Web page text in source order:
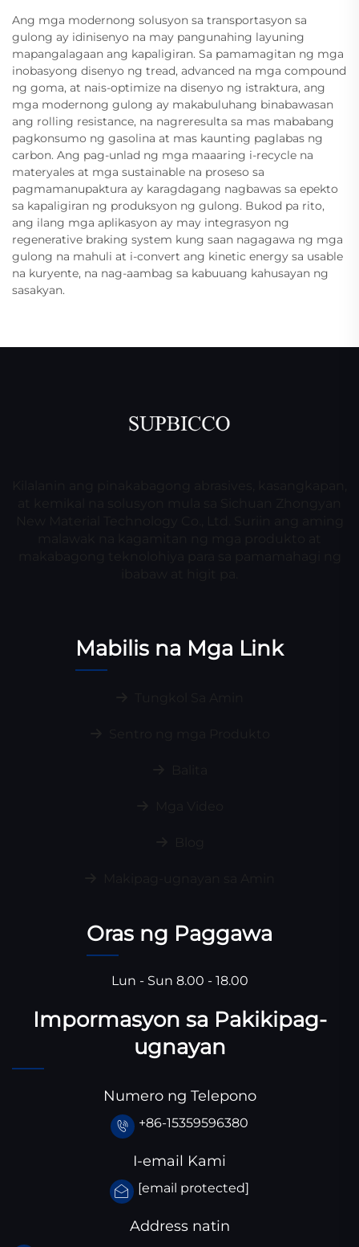
Ang mga modernong solusyon sa transportasyon sa
gulong ay idinisenyo na may pangunahing layuning
mapangalagaan ang kapaligiran. Sa pamamagitan ng mga
inobasyong disenyo ng tread, advanced na mga compound
ng goma, at nais-optimize na disenyo ng istraktura, ang
mga modernong gulong ay makabuluhang binabawasan
ang rolling resistance, na nagreresulta sa mas mababang
pagkonsumo ng gasolina at mas kaunting paglabas ng
carbon. Ang pag-unlad ng mga maaaring i-recycle na
materyales at mga sustainable na proseso sa
pagmamanupaktura ay karagdagang nagbawas sa epekto
sa kapaligiran ng produksyon ng gulong. Bukod pa rito,
ang ilang mga aplikasyon ay may integrasyon ng
regenerative braking system kung saan nagagawa ng mga
gulong na mahuli at i-convert ang kinetic energy sa usable
na kuryente, na nag-aambag sa kabuuang kahusayan ng
sasakyan.
Mabilis na Mga Link
Oras ng Paggawa
Lun - Sun 8.00 - 18.00
Impormasyon sa Pakikipag-
ugnayan
Numero ng Telepono
+86-15359596380
I-email Kami
[email protected]
Address natin